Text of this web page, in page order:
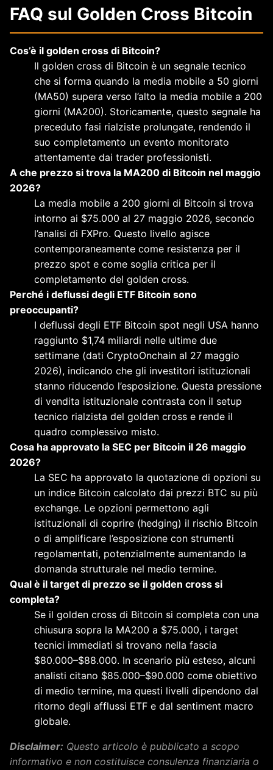
FAQ sul Golden Cross Bitcoin
Cos’è il golden cross di Bitcoin?
Il golden cross di Bitcoin è un segnale tecnico
che si forma quando la media mobile a 50 giorni
(MA50) supera verso l’alto la media mobile a 200
giorni (MA200). Storicamente, questo segnale ha
preceduto fasi rialziste prolungate, rendendo il
suo completamento un evento monitorato
attentamente dai trader professionisti.
A che prezzo si trova la MA200 di Bitcoin nel maggio
2026?
La media mobile a 200 giorni di Bitcoin si trova
intorno ai $75.000 al 27 maggio 2026, secondo
l’analisi di FXPro. Questo livello agisce
contemporaneamente come resistenza per il
prezzo spot e come soglia critica per il
completamento del golden cross.
Perché i deflussi degli ETF Bitcoin sono
preoccupanti?
I deflussi degli ETF Bitcoin spot negli USA hanno
raggiunto $1,74 miliardi nelle ultime due
settimane (dati CryptoOnchain al 27 maggio
2026), indicando che gli investitori istituzionali
stanno riducendo l’esposizione. Questa pressione
di vendita istituzionale contrasta con il setup
tecnico rialzista del golden cross e rende il
quadro complessivo misto.
Cosa ha approvato la SEC per Bitcoin il 26 maggio
2026?
La SEC ha approvato la quotazione di opzioni su
un indice Bitcoin calcolato dai prezzi BTC su più
exchange. Le opzioni permettono agli
istituzionali di coprire (hedging) il rischio Bitcoin
o di amplificare l’esposizione con strumenti
regolamentati, potenzialmente aumentando la
domanda strutturale nel medio termine.
Qual è il target di prezzo se il golden cross si
completa?
Se il golden cross di Bitcoin si completa con una
chiusura sopra la MA200 a $75.000, i target
tecnici immediati si trovano nella fascia
$80.000–$88.000. In scenario più esteso, alcuni
analisti citano $85.000–$90.000 come obiettivo
di medio termine, ma questi livelli dipendono dal
ritorno degli afflussi ETF e dal sentiment macro
globale.
Disclaimer: Questo articolo è pubblicato a scopo
informativo e non costituisce consulenza finanziaria o